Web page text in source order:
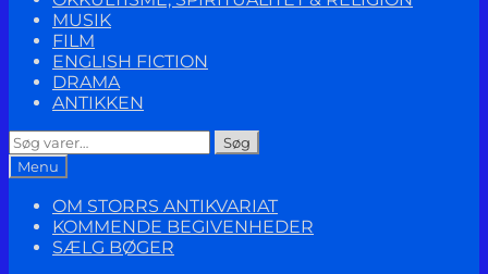
MUSIK
FILM
ENGLISH FICTION
DRAMA
ANTIKKEN
Søg
efter:
Søg
Menu
OM STORRS ANTIKVARIAT
KOMMENDE BEGIVENHEDER
SÆLG BØGER